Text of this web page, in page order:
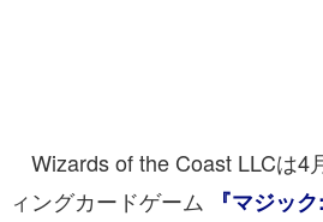
アプリレビュー
Wizards of the Coast LLCは4
ィングカードゲーム
『マジッ